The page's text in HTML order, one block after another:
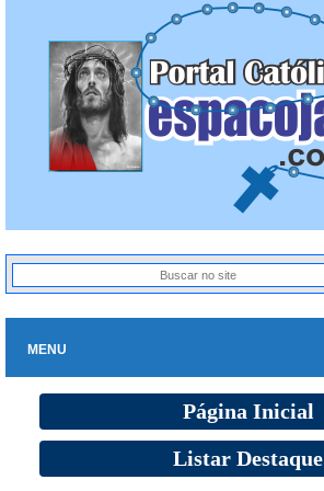
MENU
Página Inicial
Listar Destaque